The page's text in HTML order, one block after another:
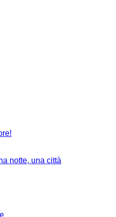
notte, una città